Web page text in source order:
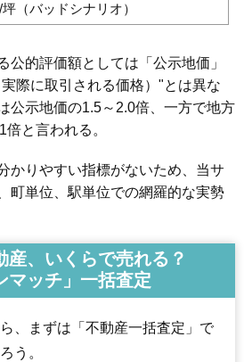
（バッドシナリオ）
的評価額としては「公示地価」
際に取引される価格）"とは異な
公示地価の1.5～2.0倍、一方で地方
と言われる。
かりやすい指標がないため、当サ
町単位、駅単位での網羅的な実勢
産、いくらで売れる？
マッチ」一括査定
、まずは「不動産一括査定」で
う。